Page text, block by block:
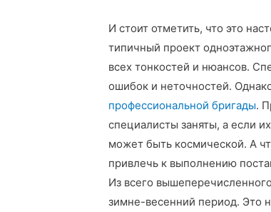
И стоит отметить, что это
типичный проект
всех тонкостей и нюансов.
ошибок и неточностей.
профессиональной бригады.
специалисты заняты, а если
может быть космической. А
привлечь к выполнению
Из всего
зимне-весенний период. Это